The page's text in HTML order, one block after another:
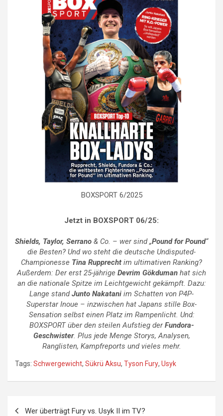
BOXSPORT 6/2025
Jetzt in BOXSPORT 06/25:
Shields, Taylor, Serrano & Co. – wer sind „Pound for Pound“
die Besten? Und wo steht die deutsche Undisputed-
Championesse Tina Rupprecht im ultimativen Ranking?
Außerdem: Der erst 25-jährige Devrim Gökduman hat sich
an die nationale Spitze im Leichtgewicht gekämpft. Dazu:
Lange standJunto Nakatani im Schatten von P4P-
Superstar Inoue – inzwischen hat Japans stille Box-
Sensation selbst einen Platz im Rampenlicht. Und:
BOXSPORT über den steilen Aufstieg derFundora-
Geschwister. Plus jede Menge Storys, Analysen,
Ranglisten, Kampfreports und vieles mehr.
Tags: Schwergewicht, Sükrü Aksu, Tyson Fury, Usyk
Wer überträgt Fury vs. Usyk II im TV?